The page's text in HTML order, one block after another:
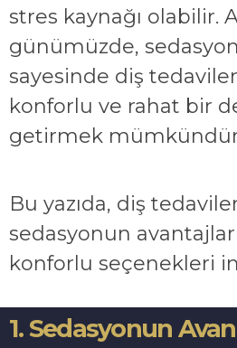
stres kaynağı olabilir.
günümüzde,
sayesinde diş
konforlu ve rahat bir
getirmek
Bu yazıda, diş
sedasyonun
konforlu seçenekleri
1. Sedasyonun